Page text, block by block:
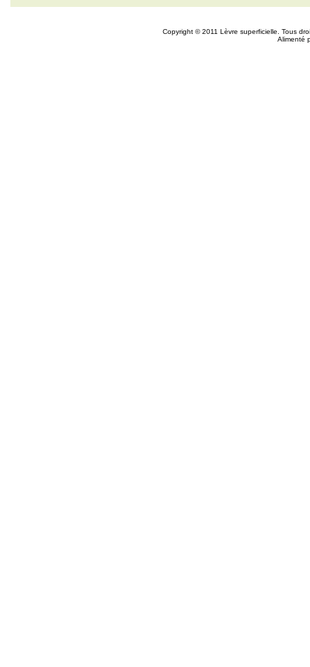
Copyright © 2011 Lèvre superficielle. Tous
Alimenté